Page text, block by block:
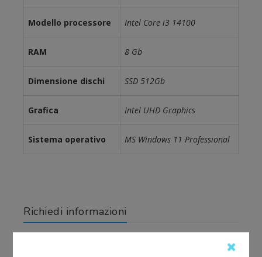
Modello processore Intel Core i3 14100
RAM 8 Gb
Dimensione dischi SSD 512Gb
Grafica Intel UHD Graphics
Sistema operativo MS Windows 11 Professional
Richiedi informazioni